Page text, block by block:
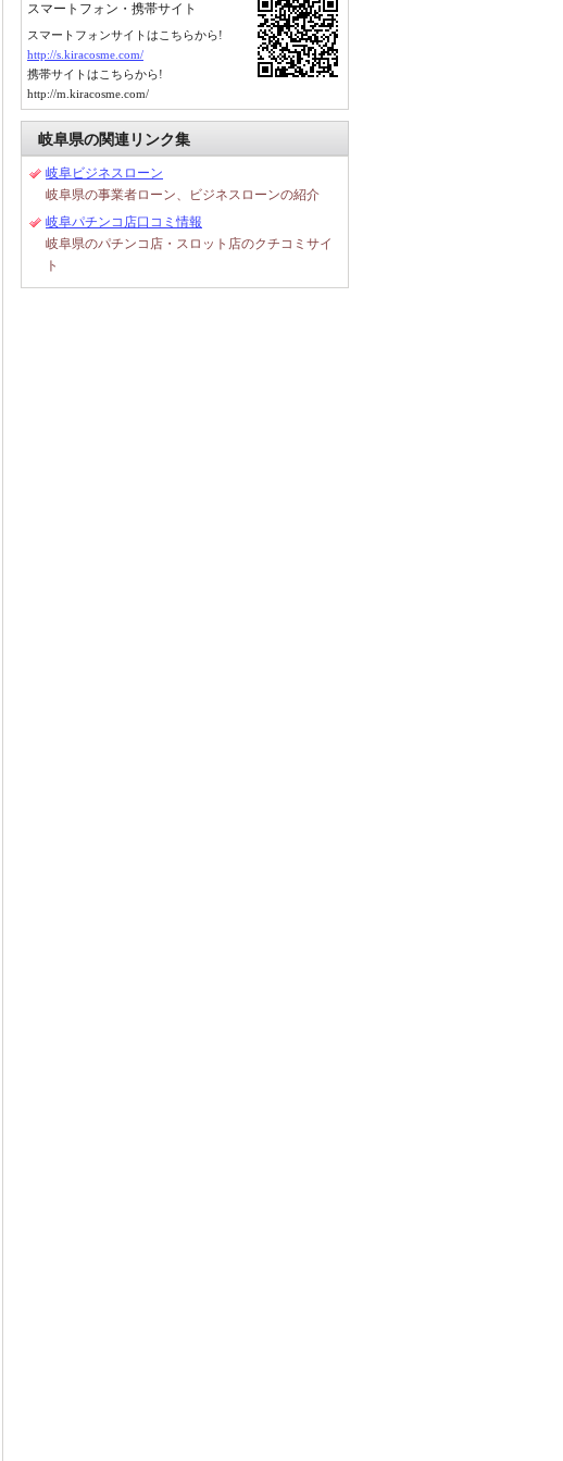
スマートフォン・携帯サイト
スマートフォンサイトはこちらから!
http://s.kiracosme.com/
携帯サイトはこちらから!
http://m.kiracosme.com/
岐阜県の関連リンク集
岐阜ビジネスローン
岐阜県の事業者ローン、ビジネスローンの紹介
岐阜パチンコ店口コミ情報
岐阜県のパチンコ店・スロット店のクチコミサイ
ト